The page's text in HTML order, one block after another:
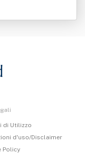
di Utilizzo
d'uso/Disclaimer
Policy